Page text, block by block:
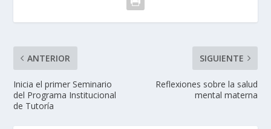
ANTERIOR
Inicia el primer Seminario
del Programa Institucional
de Tutoría
SIGUIENTE
Reflexiones sobre la salud
mental materna